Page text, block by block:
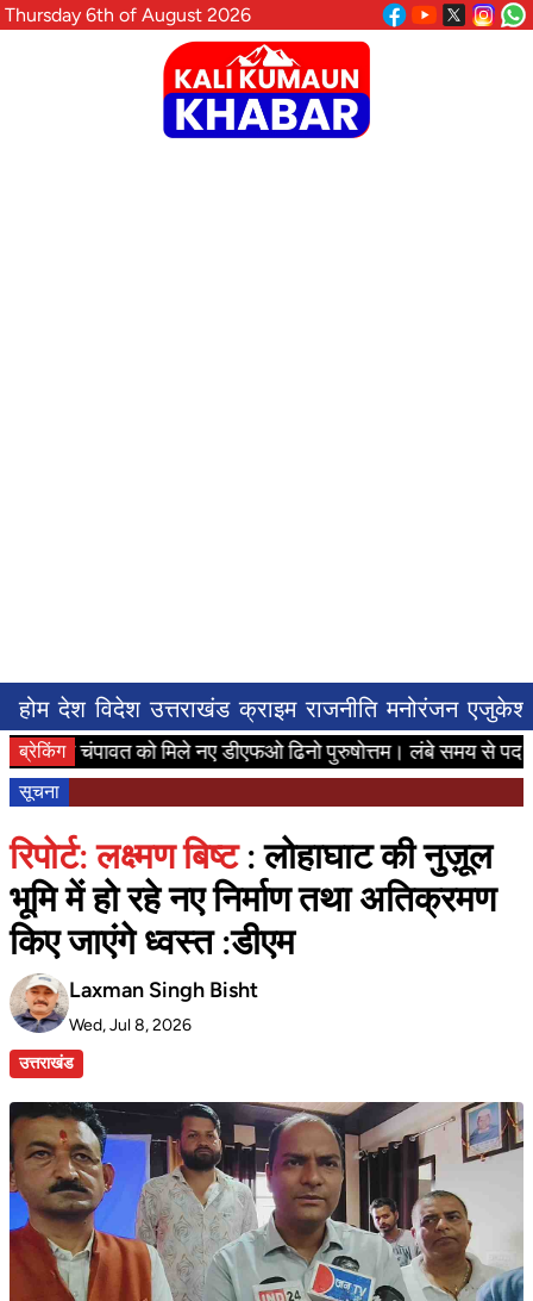
Thursday 6th of August 2026
होम देश विदेश उत्तराखंड क्राइम राजनीति मनोरंजन
ब्रेकिंग
चंपावत को मिले नए डीएफओ ढिनो पुरुषोत्तम। लंबे समय से पद पद
सूचना
रिपोर्ट: लक्ष्मण बिष्ट: लोहाघाट की नुज़ूल
भूमि में हो रहे नए निर्माण तथा अतिक्रमण
किए जाएंगे ध्वस्त :डीएम
Laxman Singh Bisht
Wed, Jul 8, 2026
उत्तराखंड